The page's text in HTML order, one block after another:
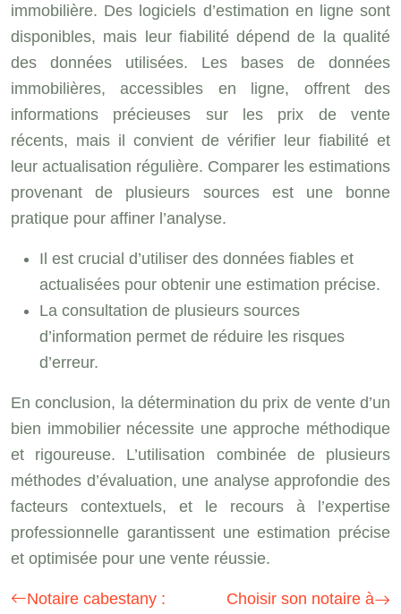
immobilière. Des logiciels d’estimation en ligne sont
disponibles, mais leur fiabilité dépend de la qualité
des données utilisées. Les bases de données
immobilières, accessibles en ligne, offrent des
informations précieuses sur les prix de vente
récents, mais il convient de vérifier leur fiabilité et
leur actualisation régulière. Comparer les estimations
provenant de plusieurs sources est une bonne
pratique pour affiner l’analyse.
Il est crucial d’utiliser des données fiables et
actualisées pour obtenir une estimation précise.
La consultation de plusieurs sources
d’information permet de réduire les risques
d’erreur.
En conclusion, la détermination du prix de vente d’un
bien immobilier nécessite une approche méthodique
et rigoureuse. L’utilisation combinée de plusieurs
méthodes d’évaluation, une analyse approfondie des
facteurs contextuels, et le recours à l’expertise
professionnelle garantissent une estimation précise
et optimisée pour une vente réussie.
Notaire cabestany :
Choisir son notaire à